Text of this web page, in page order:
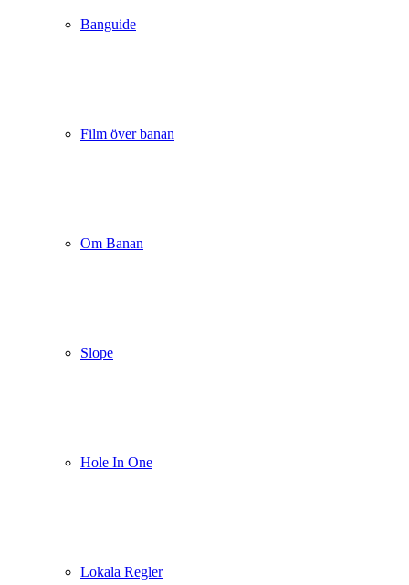
Banguide
Film över banan
Om Banan
Slope
Hole In One
Lokala Regler